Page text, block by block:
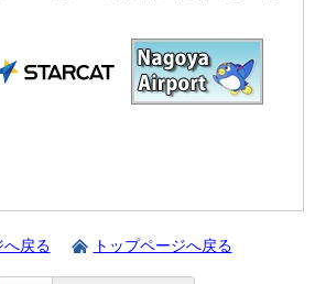
へ戻る トップページへ戻る